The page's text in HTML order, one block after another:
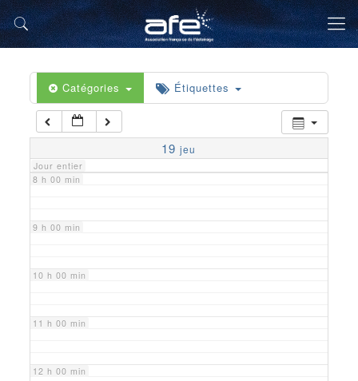
Catégories Étiquettes
19 jeu
Jour entier
5 h 00 min
6 h 00 min
7 h 00 min
8 h 00 min
9 h 00 min
10 h 00 min
11 h 00 min
12 h 00 min